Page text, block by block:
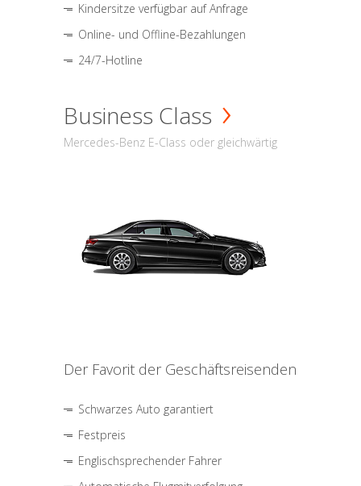
Kindersitze verfügbar auf Anfrage
Online- und Offline-Bezahlungen
24/7-Hotline
Business Class
Mercedes-Benz E-Class oder gleichwärtig
Der Favorit der Geschäftsreisenden
Schwarzes Auto garantiert
Festpreis
Englischsprechender Fahrer